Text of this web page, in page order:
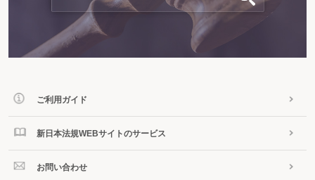
ご利用ガイド
新日本法規WEBサイトのサービス
お問い合わせ